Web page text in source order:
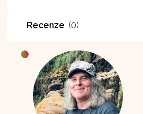
Recenze (0)